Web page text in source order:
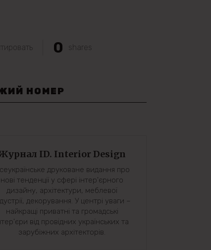
0 shares
НОМЕР
ID. Interior Design
друковане видання про
нові тенденції у сфері інтер'єрного
дизайну, архітектури, меблевої
декорування. У центрі уваги –
найкращі приватні та громадські
від провідних українських та
зарубіжних архітекторів.